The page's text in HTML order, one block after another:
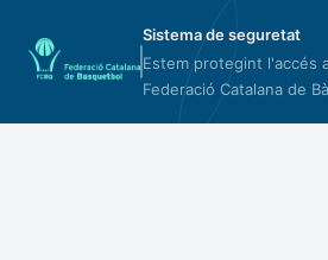
Sistema de seguretat
Estem protegint l'accés
Federació Catalana de